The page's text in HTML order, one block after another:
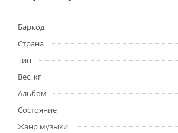
Баркод
Страна
Тип
Вес, кг
Альбом
Состояние
Жанр музыки